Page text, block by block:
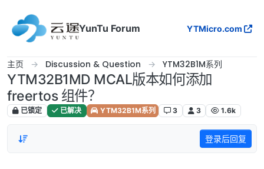
YunTu Forum
YTMicro.com
主页 Discussion & Question YTM32B1M系列
YTM32B1MD MCAL版本如何添加
freertos 组件？
已锁定 已解决 YTM32B1M系列 3 3 1.6k
登录后回复